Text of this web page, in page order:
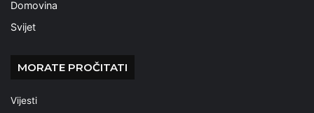
Domovina
Svijet
MORATE PROČITATI
Vijesti